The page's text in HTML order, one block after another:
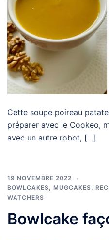
Cette soupe poireau
préparer avec le Cookeo,
avec un autre robot, […]
19 NOVEMBRE 2022
BOWLCAKES, MUGCAKES,
WATCHERS
Bowlcake